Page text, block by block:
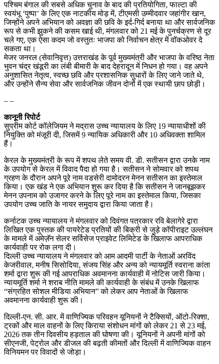
पश्चिम बंगाल की सबसे अधिक चुनाव के बाद की प्रतियोगिता, फाल्टा की
स्वयंभू ‘पुष्पा’ के लिए एक नाटकीय मोड़ में, टीएमसी उम्मीदवार जहांगीर खान,
जिन्होंने अपने अभियान को अवज्ञा की छवि के इर्द-गिर्द बनाया था और सार्वजनिक
रूप से कभी झुकने की कसम खाई थी, मंगलवार को 21 मई के पुनर्चक्रण से दूर
चले गए, एक ऐसा कदम जो वस्तुतः भाजपा को निर्वाचन क्षेत्र में वॉकओवर दे
सकता था।
मेजर जनरल (सेवानिवृत्त) उत्तराखंड के पूर्व मुख्यमंत्री और भाजपा के वरिष्ठ नेता
भुवन चंद्र खंडूरी का लंबी बीमारी के बाद देहरादून में निधन हो गया। वह अपने
अनुशासित नेतृत्व, स्वच्छ छवि और प्रशासनिक सुधारों के लिए जाने जाते थे,
और उन्होंने सैन्य सेवा और सार्वजनिक जीवन दोनों में एक स्थायी छाप छोड़ी।
– –
कानूनी रिपोर्ट
सुप्रीम कोर्ट कॉलेजियम ने मद्रास उच्च न्यायालय के लिए 19 न्यायाधीशों की
नियुक्ति को मंजूरी दी, जिसमें 9 न्यायिक अधिकारी और 10 अधिवक्ता शामिल
हैं।
केरल के मुख्यमंत्री के रूप में शपथ लेते समय वी. डी. सतीसन द्वारा उनके नाम
के उपयोग से केरल में विवाद पैदा हो गया है। सतीसन ने सोमवार को शपथ
ग्रहण के दौरान अपने पूरे नाम वडसेरी दामोदरन मेनन सतीसन का इस्तेमाल
किया। एक खंड ने एक अभियान शुरू कर दिया है कि सतीसन ने जानबूझकर
मेनन उपनाम को उजागर करने के लिए पूरे नाम का इस्तेमाल किया, जिसका
उपयोग उच्च जाति के नायर समुदाय द्वारा किया जाता है।
कर्नाटक उच्च न्यायालय ने मंगलवार को दिवंगत पत्रकार रवि बेलागेरे द्वारा
लिखित एक पुस्तक की पायरेटेड प्रतियों की बिक्री से जुड़े कॉपीराइट उल्लंघन
के मामले में अमेज़ॅन सेलर सर्विसेज प्राइवेट लिमिटेड के खिलाफ आपराधिक
कार्यवाही पर रोक लगा दी।
दिल्ली उच्च न्यायालय ने मंगलवार को आम आदमी पार्टी के नेताओं अरविंद
केजरीवाल, मनीष सिसोदिया, संजय सिंह और अन्य को न्यायमूर्ति स्वराना कांता
शर्मा द्वारा शुरू की गई आपराधिक अवमानना कार्यवाही में नोटिस जारी किया।
न्यायमूर्ति शर्मा ने शराब नीति मामले की कार्यवाही के संबंध में उनके खिलाफ
“संग्रहित सोशल मीडिया अभियान” को लेकर आप नेताओं के खिलाफ
अवमानना कार्यवाही शुरू की।
दिल्ली-एन. सी. आर. में वाणिज्यिक परिवहन यूनियनों ने टैक्सियों, ऑटो-रिक्शा,
ट्रकों और माल वाहनों के लिए किराया संशोधन मांगों को लेकर 21 से 23 मई,
2026 तक तीन दिवसीय हड़ताल की घोषणा की। यूनियनों ने अपनी मांगों को
सीएनजी, पेट्रोल और डीजल की बढ़ती कीमतों और दिल्ली में वाणिज्यिक वाहन
विनियमन पर विवादों से जोड़ा।